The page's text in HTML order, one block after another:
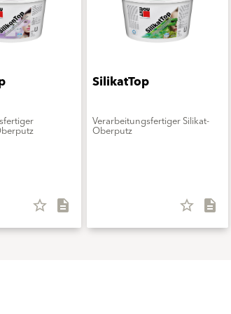
star_border description
SilikatTop
Verarbeitungsfertiger Silikat-
Oberputz
star_border description